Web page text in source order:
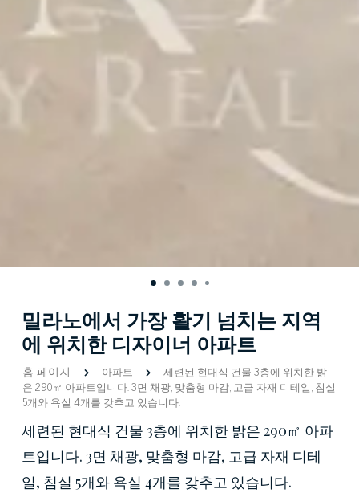
밀라노에서 가장 활기 넘치는 지역
에 위치한 디자이너 아파트
홈 페이지 아파트
세련된 현대식 건물 3층에 위치한 밝
은 290㎡ 아파트입니다. 3면 채광, 맞춤형 마감, 고급 자재 디테일, 침실
5개와 욕실 4개를 갖추고 있습니다.
세련된 현대식 건물 3층에 위치한 밝은 290㎡ 아파
트입니다. 3면 채광, 맞춤형 마감, 고급 자재 디테
일, 침실 5개와 욕실 4개를 갖추고 있습니다.